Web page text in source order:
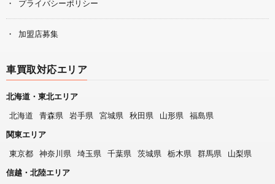
プライバシーポリシー
加盟店募集
車買取対応エリア
北海道・東北エリア
北海道
青森県 岩手県 宮城県 秋田県 山形県
福島県
関東エリア
東京都
神奈川県 埼玉県 千葉県 茨城県 栃木県 群馬県
山梨県
信越・北陸エリア